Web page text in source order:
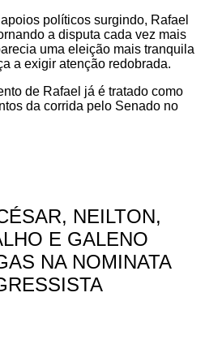
políticos surgindo, Rafael
a disputa cada vez mais
uma eleição mais tranquila
a exigir atenção redobrada.
de Rafael já é tratado como
da corrida pelo Senado no
NEILTON,
E GALENO
NA NOMINATA